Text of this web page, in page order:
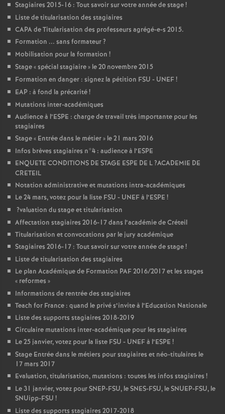
Stagiaires 2015-16 : Tout savoir sur votre année de stage!
Liste de titularisation des stagiaires
CAPAde Titularisation des professeurs agrégé-e-s 2015.
Formation ... sans formateur?
Mobilisation pour la formation !
Stage «spécial stagiaire» le 20 novembre 2015
Formation en danger : signez la pétition FSU - UNEF!
EAP : à fond la précarité!
Mutations inter-académiques
Audience à l’ESPE : charge de travail très importante pour les
stagiaires
Stage « Entrée dans le métier» le 21 mars 2016
Infos brèves stagiaires n°4 : audience à l’ESPE
ENQUETE CONDITIONS DE STAGE ESPE DE L?ACADEMIE DE
CRETEIL
Notation administrative et mutations intra-académiques
Le 24 mars, votez pour la liste FSU - UNEFà l’ESPE !
?valuation du stage et titularisation
Affectation stagiaires 2016-17 dans l’académie de Créteil
Titularisation et convocations par le jury académique
Stagiaires 2016-17 : Tout savoir sur votre année de stage!
Liste de titularisation des stagiaires
Le plan Académique de Formation PAF2016/2017 et les stages
« reformes »
Informations de rentrée des stagiaires
Teach for France : quand le privé s’invite à l’Education Nationale
Liste des supports stagiaires 2018-2019
Circulaire mutations inter-académique pour les stagiaires
Le 25 janvier, votez pour la liste FSU - UNEFà l’ESPE !
Stage Entrée dans le métiers pour stagiaires et néo-titulaires le
17 mars 2017
Evaluation, titularisation, mutations : toutes les infos stagiaires !
Le 31 janvier, votez pourSNEP-FSU, leSNES-FSU, leSNUEP-FSU, le
SNUipp-FSU !
Liste des supports stagiaires 2017-2018